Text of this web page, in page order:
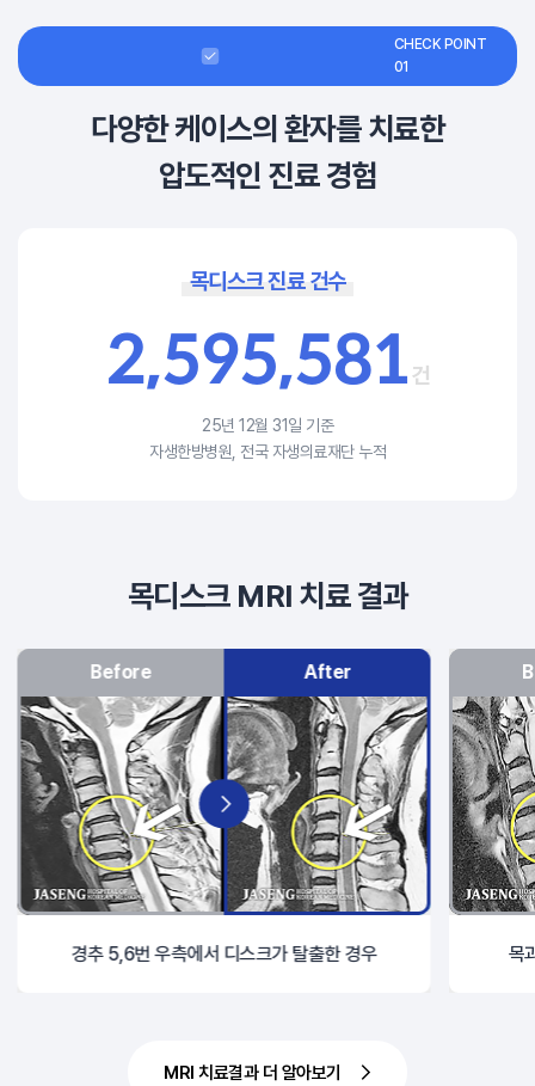
CHECK POINT
01
다양한 케이스의 환자를 치료한
압도적인 진료 경험
목디스크 진료 건수
2,595,581 건
25년 12월 31일 기준
자생한방병원, 전국 자생의료재단 누적
목디스크 MRI 치료 결과
Before After
경추 5,6번 우측에서 디스크가 탈출한 경우 목
MRI 치료결과 더 알아보기